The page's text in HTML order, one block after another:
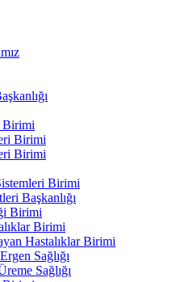
Birimi
Birimi
Birimi
Birimi
Başkanlığı
Birimi
Birimi
Hastalıklar Birimi
Sağlığı
Sağlığı